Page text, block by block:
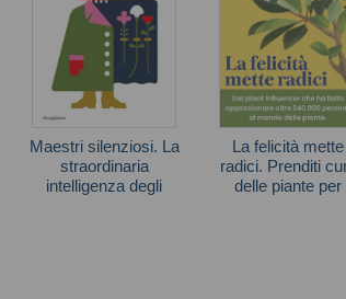
Maestri silenziosi. La
straordinaria
intelligenza degli
La felicità mette
radici. Prenditi
delle piante per